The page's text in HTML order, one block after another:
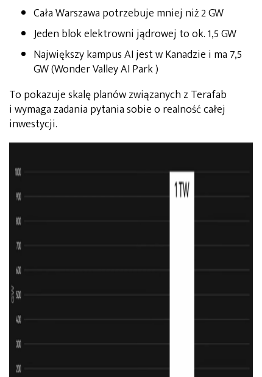
Cała Warszawa potrzebuje mniej niż 2 GW
Jeden blok elektrowni jądrowej to ok. 1,5 GW
Największy kampus AI jest w Kanadzie i ma 7,5
GW (Wonder Valley AI Park )
To pokazuje skalę planów związanych z Terafab
i wymaga zadania pytania sobie o realność całej
inwestycji.